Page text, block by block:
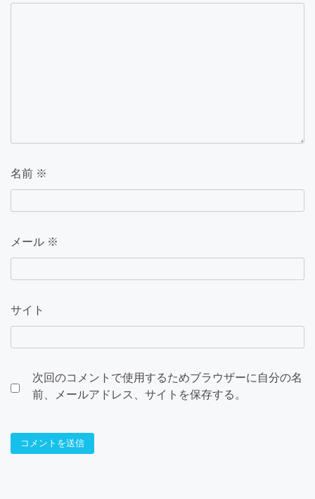
名前 ※
メール ※
サイト
次回のコメントで使用するためブラウザーに自分の名
前、メールアドレス、サイトを保存する。